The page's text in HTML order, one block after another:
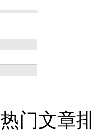
热门文章